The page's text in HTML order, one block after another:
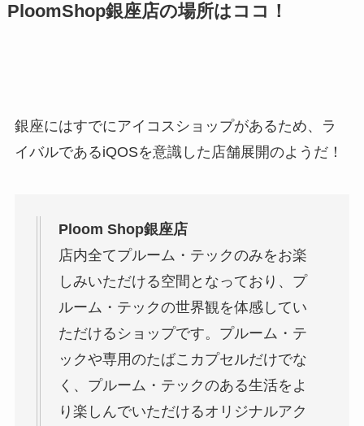
PloomShop銀座店の場所はココ！
銀座にはすでにアイコスショップがあるため、ラ
イバルであるiQOSを意識した店舗展開のようだ！
Ploom Shop銀座店
店内全てプルーム・テックのみをお楽
しみいただける空間となっており、プ
ルーム・テックの世界観を体感してい
ただけるショップです。プルーム・テ
ックや専用のたばこカプセルだけでな
く、プルーム・テックのある生活をよ
り楽しんでいただけるオリジナルアク